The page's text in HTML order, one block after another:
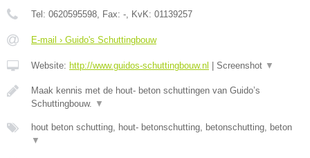
Tel: 0620595598, Fax: -, KvK: 01139257
E-mail › Guido's Schuttingbouw
Website: http://www.guidos-schuttingbouw.nl Screenshot ▼
Maak kennis met de hout- beton schuttingen van Guido’s
Schuttingbouw. ▼
hout beton schutting, hout- betonschutting, betonschutting, beton
▼